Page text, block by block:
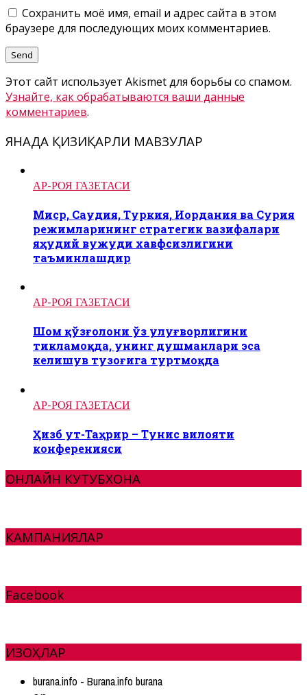
Сохранить моё имя, email и адрес сайта в этом
браузере для последующих моих комментариев.
Этот сайт использует Akismet для борьбы со спамом.
Узнайте, как обрабатываются ваши данные
комментариев.
ЯНАДА ҚИЗИҚАРЛИ МАВЗУЛАР
АР-РОЯ ГАЗЕТАСИ
Миср, Саудия, Туркия, Иордания ва Сурия
режимларининг стратегик вазифалари
яҳудий вужуди хавфсизлигини
таъминлашдир
АР-РОЯ ГАЗЕТАСИ
Шом қўзғолони ўз улуғворлигини
тикламоқда, унинг душманлари эса
келишув тузоғига туртмоқда
АР-РОЯ ГАЗЕТАСИ
Ҳизб ут-Таҳрир – Тунис вилояти
конференияси
ОНЛАЙН КУТУБХОНА
КАМПАНИЯЛАР
Facebook
ИЗОҲЛАР
burana.info - Burana.info burana